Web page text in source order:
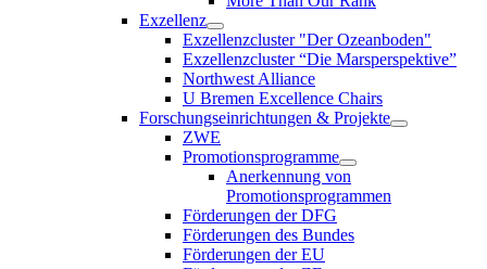
Exzellenz
Exzellenzcluster "Der Ozeanboden"
Exzellenzcluster “Die Marsperspektive”
Northwest Alliance
U Bremen Excellence Chairs
Forschungseinrichtungen & Projekte
ZWE
Promotionsprogramme
Anerkennung von
Promotionsprogrammen
Förderungen der DFG
Förderungen des Bundes
Förderungen der EU